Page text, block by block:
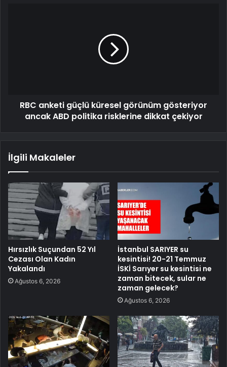
RBC anketi güçlü küresel görünüm gösteriyor
ancak ABD politika risklerine dikkat çekiyor
İlgili Makaleler
Hırsızlık Suçundan 52 Yıl
Cezası Olan Kadın
Yakalandı
Ağustos 6, 2026
İstanbul SARIYER su
kesintisi! 20-21 Temmuz
İSKİ Sarıyer su kesintisi ne
zaman bitecek, sular ne
zaman gelecek?
Ağustos 6, 2026